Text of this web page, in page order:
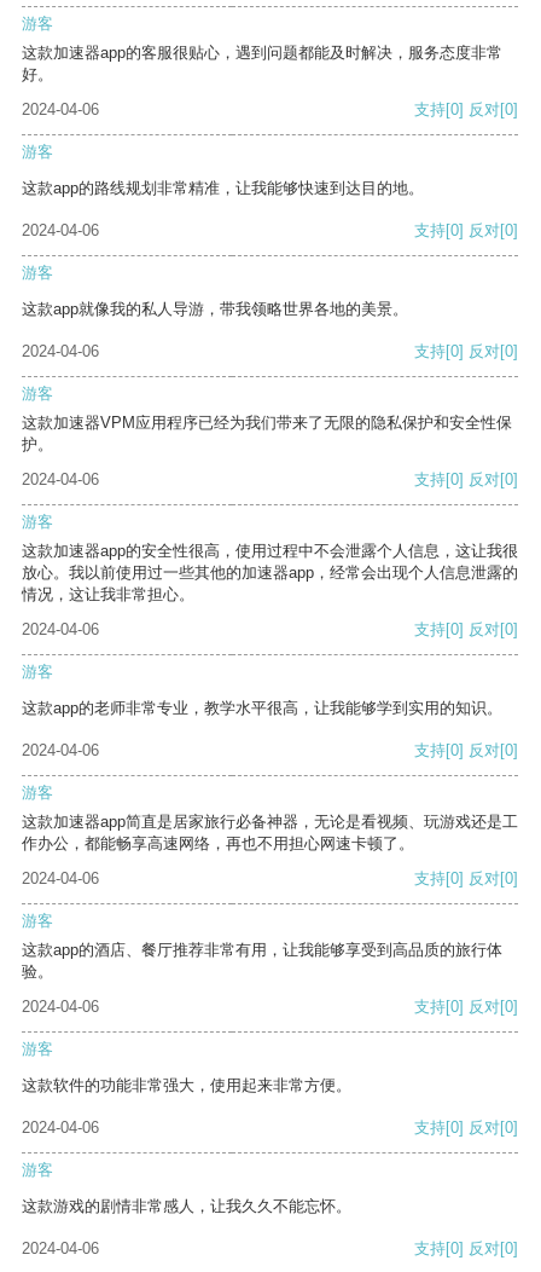
游客
这款加速器app的客服很贴心，遇到问题都能及时解决，服务态度非常
好。
2024-04-06
支持[0] 反对[0]
游客
这款app的路线规划非常精准，让我能够快速到达目的地。
2024-04-06 支持[0] 反对[0]
游客
这款app就像我的私人导游，带我领略世界各地的美景。
2024-04-06 支持[0] 反对[0]
游客
这款加速器VPM应用程序已经为我们带来了无限的隐私保护和安全性保
护。
2024-04-06
支持[0] 反对[0]
游客
这款加速器app的安全性很高，使用过程中不会泄露个人信息，这让我很
放心。我以前使用过一些其他的加速器app，经常会出现个人信息泄露的
情况，这让我非常担心。
2024-04-06
支持[0] 反对[0]
游客
这款app的老师非常专业，教学水平很高，让我能够学到实用的知识。
2024-04-06 支持[0] 反对[0]
游客
这款加速器app简直是居家旅行必备神器，无论是看视频、玩游戏还是工
作办公，都能畅享高速网络，再也不用担心网速卡顿了。
2024-04-06
支持[0] 反对[0]
游客
这款app的酒店、餐厅推荐非常有用，让我能够享受到高品质的旅行体
验。
2024-04-06
支持[0] 反对[0]
游客
这款软件的功能非常强大，使用起来非常方便。
2024-04-06 支持[0] 反对[0]
游客
这款游戏的剧情非常感人，让我久久不能忘怀。
2024-04-06 支持[0] 反对[0]